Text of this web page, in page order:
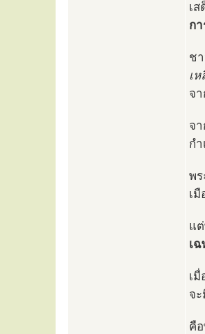
เ
ก
ช
เห
จ
จา
ก
พ
เ
แ
เฉ
เ
จ
คื